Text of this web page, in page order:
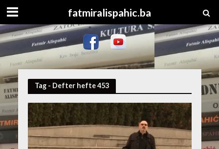
fatmiralispahic.ba
Tag - Defter hefte 453